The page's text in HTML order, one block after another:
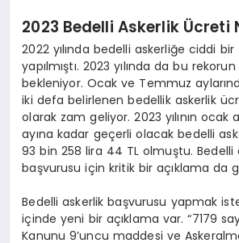
2023 Bedelli Askerlik Ücreti
2022 yılında bedelli askerliğe ciddi
yapılmıştı. 2023 yılında da bu rekorun
bekleniyor. Ocak ve Temmuz
iki defa belirlenen bedellik askerlik
olarak zam geliyor. 2023 yılının ocak
ayına kadar geçerli olacak bedelli
93 bin 258 lira 44 TL olmuştu. Bedelli
başvurusu için kritik bir açıklama da
Bedelli askerlik başvurusu yapmak
içinde yeni bir açıklama var. “7179
Kanunu 9’uncu maddesi ve